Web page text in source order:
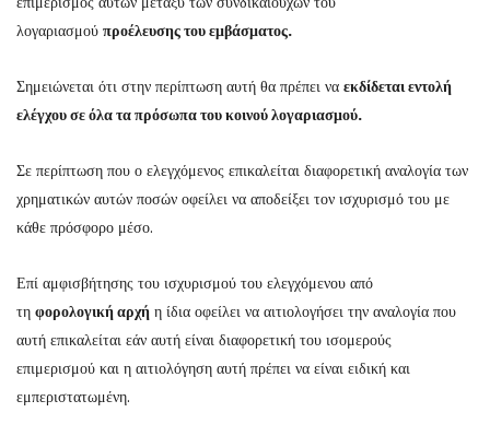
λογαριασμού προέλευσης του εμβάσματος.
Σημειώνεται ότι στην περίπτωση αυτή θα πρέπει να εκδίδεται εντολή
ελέγχου σε όλα τα πρόσωπα του κοινού λογαριασμού.
Σε περίπτωση που ο ελεγχόμενος επικαλείται διαφορετική αναλογία των
χρηματικών αυτών ποσών οφείλει να αποδείξει τον ισχυρισμό του με
κάθε πρόσφορο μέσο.
Επί αμφισβήτησης του ισχυρισμού του ελεγχόμενου από
τη φορολογική αρχή η ίδια οφείλει να αιτιολογήσει την αναλογία που
αυτή επικαλείται εάν αυτή είναι διαφορετική του ισομερούς
επιμερισμού και η αιτιολόγηση αυτή πρέπει να είναι ειδική και
εμπεριστατωμένη.